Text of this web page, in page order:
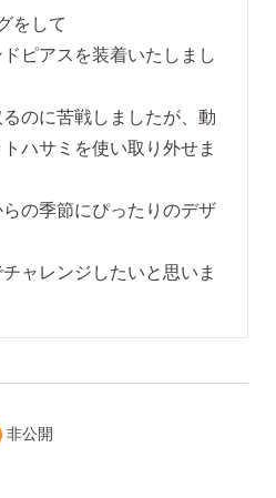
をして
ピアスを装着いたしまし
のに苦戦しましたが、動
ハサミを使い取り外せま
の季節にぴったりのデザ
ャレンジしたいと思いま
非公開